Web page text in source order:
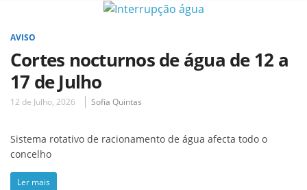
AVISO
Cortes nocturnos de água de 12 a
17 de Julho
12 de Julho, 2026 Sofia Quintas
Sistema rotativo de racionamento de água afecta todo o
concelho
Ler mais